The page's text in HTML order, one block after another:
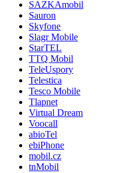
SAZKAmobil
Sauron
Skyfone
Slagr Mobile
StarTEL
TTQ Mobil
TeleUspory
Telestica
Tesco Mobile
Tlapnet
Virtual Dream
Voocall
abioTel
ebiPhone
mobil.cz
tnMobil